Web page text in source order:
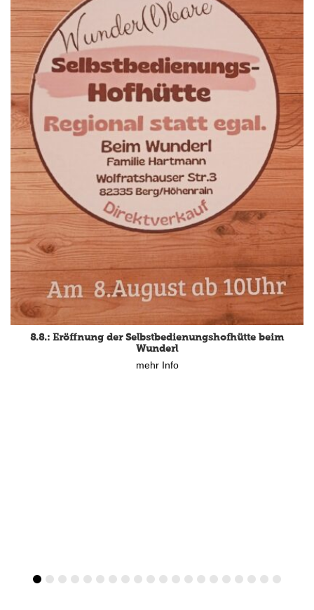
8.8.: Eröffnung der Selbstbedienungshofhütte beim
Wunderl
mehr Info